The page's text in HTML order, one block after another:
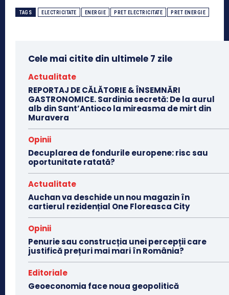
TAGS ELECTRICITATE ENERGIE PRET ELECTRICITATE PRET ENERGIE
Cele mai citite din ultimele 7 zile
Actualitate
REPORTAJ DE CĂLĂTORIE & ÎNSEMNĂRI
GASTRONOMICE. Sardinia secretă: De la aurul
alb din Sant’Antioco la mireasma de mirt din
Muravera
Opinii
Decuplarea de fondurile europene: risc sau
oportunitate ratată?
Actualitate
Auchan va deschide un nou magazin în
cartierul rezidențial One Floreasca City
Opinii
Penurie sau construcția unei percepții care
justifică prețuri mai mari în România?
Editoriale
Geoeconomia face noua geopolitică